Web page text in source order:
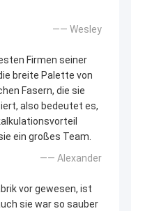
—— Wesley
Firmen seiner
breite Palette von
Fasern, die sie
also bedeutet es,
ein großes Team.
—— Alexander
vor gewesen, ist
sie war so sauber